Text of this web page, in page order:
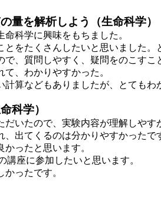
量を解析しよう（生命科学）
科学に興味をもちました。
をたくさんしたいと思いました。
、質問しやすく、疑問をのこすこ
、わかりやすかった。
算などもありましたが、とてもわ
科学）
いたので、実験内容が理解しやす
出てくるのは分かりやすかったで
ったと思います。
座に参加したいと思います。
ったです。